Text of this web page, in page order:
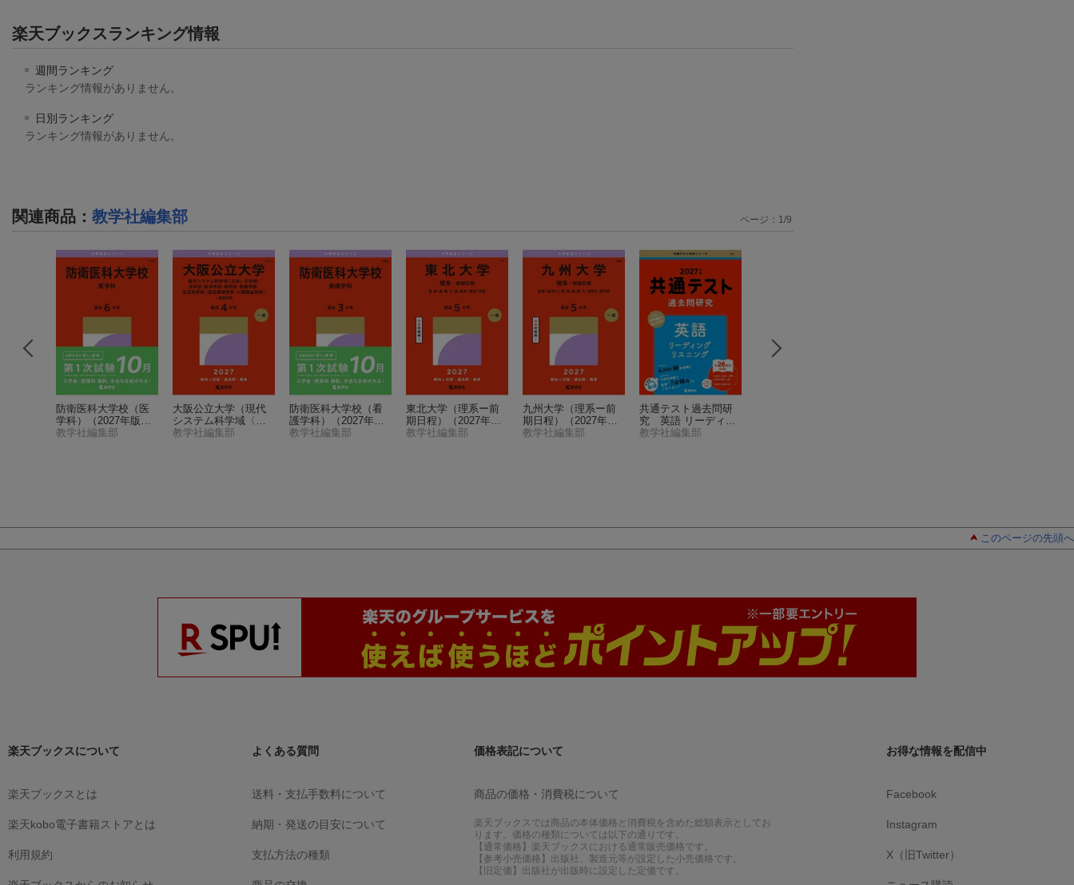
楽天ブックスランキング情報
週間ランキング
ランキング情報がありません。
日別ランキング
ランキング情報がありません。
関連商品 ： 教学社編集部
防衛医科大学校（医
学科）
（2027年版大
学赤本シリーズ）
教学社編集部
大阪公立大学（現代
システム科学域〈文
系〉・文学部・法学
教学社編集部
防衛医科大学校（看
護学科）
（2027年版
大学赤本シリーズ）
教学社編集部
東北大学（理系ー前
期日程）
（2027年版
大学赤本シリーズ）
教学社編集部
九州大学（理系ー前
期日程）
（2027年版
大学赤本シリーズ）
教学社編集部
共通テスト過去問研
究 英語 リーディン
グ／リスニング
教学社編集部
ページ： 1 /9
このページの先頭へ
楽天ブックスについて
楽天ブックスとは
楽天kobo電子書籍ストアとは
利用規約
よくある質問
送料・支払手数料について
納期・発送の目安について
支払方法の種類
価格表記について
商品の価格・消費税について
楽天ブックスでは商品の本体価格と消費税を含めた総額表示としてお
ります。価格の種類については以下の通りです。
【通常価格】楽天ブックスにおける通常販売価格です。
【参考小売価格】出版社、製造元等が設定した小売価格です。
【旧定価】出版社が出版時に設定した定価です。
お得な情報を配信中
Facebook
Instagram
X（旧Twitter）